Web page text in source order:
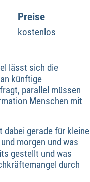
Preise
kostenlos
lässt sich die
künftige
parallel müssen
Menschen mit
dabei gerade für kleine
morgen und was
gestellt und was
durch